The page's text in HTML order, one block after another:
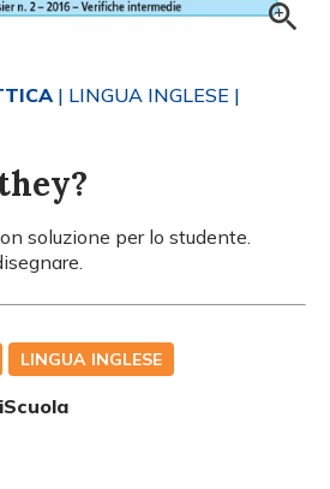
| LINGUA INGLESE |
soluzione per lo studente.
LINGUA INGLESE